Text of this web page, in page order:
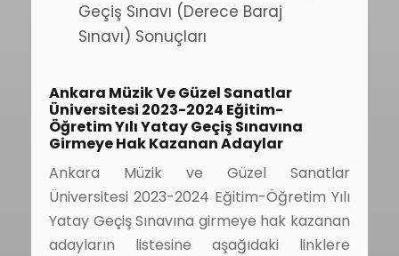
Geçiş Sınavı (Derece Baraj
Sınavı) Sonuçları
Ankara Müzik Ve Güzel Sanatlar
Üniversitesi 2023-2024 Eğitim-
Öğretim Yılı Yatay Geçiş Sınavına
Girmeye Hak Kazanan Adaylar
Ankara Müzik ve Güzel Sanatlar
Üniversitesi 2023-2024 Eğitim-Öğretim Yılı
Yatay Geçiş Sınavına girmeye hak kazanan
adayların listesine aşağıdaki linklere